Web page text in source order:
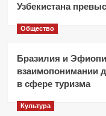
Узбекистана
Общество
Бразилия и
взаимопонимании
в сфере туризма
Культура